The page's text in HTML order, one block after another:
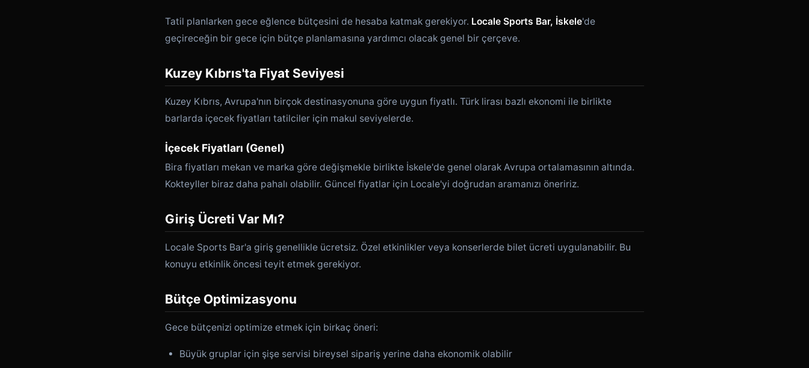
Tatil planlarken gece eğlence bütçesini de hesaba katmak gerekiyor. Locale Sports Bar, İskele'de
geçireceğin bir gece için bütçe planlamasına yardımcı olacak genel bir çerçeve.
Kuzey Kıbrıs'ta Fiyat Seviyesi
Kuzey Kıbrıs, Avrupa'nın birçok destinasyonuna göre uygun fiyatlı. Türk lirası bazlı ekonomi ile birlikte
barlarda içecek fiyatları tatilciler için makul seviyelerde.
İçecek Fiyatları (Genel)
Bira fiyatları mekan ve marka göre değişmekle birlikte İskele'de genel olarak Avrupa ortalamasının altında.
Kokteyller biraz daha pahalı olabilir. Güncel fiyatlar için Locale'yi doğrudan aramanızı öneririz.
Giriş Ücreti Var Mı?
Locale Sports Bar'a giriş genellikle ücretsiz. Özel etkinlikler veya konserlerde bilet ücreti uygulanabilir. Bu
konuyu etkinlik öncesi teyit etmek gerekiyor.
Bütçe Optimizasyonu
Gece bütçenizi optimize etmek için birkaç öneri:
Büyük gruplar için şişe servisi bireysel sipariş yerine daha ekonomik olabilir